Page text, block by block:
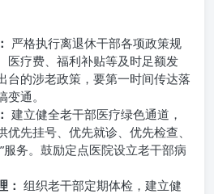
严格执行离退休干部各项政策规
医疗费、福利补贴等及时足额发
台的涉老政策，要第一时间传达落
通。
建立健全老干部医疗绿色通道，
先挂号、优先就诊、优先检查、
服务。鼓励定点医院设立老干部病
： 组织老干部定期体检，建立健